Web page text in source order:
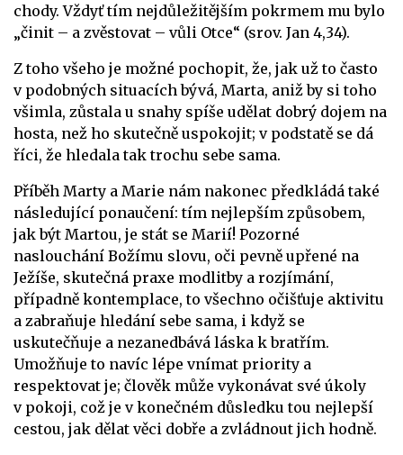
chody. Vždyť tím nejdůležitějším pokrmem mu bylo
„činit – a zvěstovat – vůli Otce“ (srov. Jan 4,34).
Z toho všeho je možné pochopit, že, jak už to často
v podobných situacích bývá, Marta, aniž by si toho
všimla, zůstala u snahy spíše udělat dobrý dojem na
hosta, než ho skutečně uspokojit; v podstatě se dá
říci, že hledala tak trochu sebe sama.
Příběh Marty a Marie nám nakonec předkládá také
následující ponaučení: tím nejlepším způsobem,
jak být Martou, je stát se Marií! Pozorné
naslouchání Božímu slovu, oči pevně upřené na
Ježíše, skutečná praxe modlitby a rozjímání,
případně kontemplace, to všechno očišťuje aktivitu
a zabraňuje hledání sebe sama, i když se
uskutečňuje a nezanedbává láska k bratřím.
Umožňuje to navíc lépe vnímat priority a
respektovat je; člověk může vykonávat své úkoly
v pokoji, což je v konečném důsledku tou nejlepší
cestou, jak dělat věci dobře a zvládnout jich hodně.